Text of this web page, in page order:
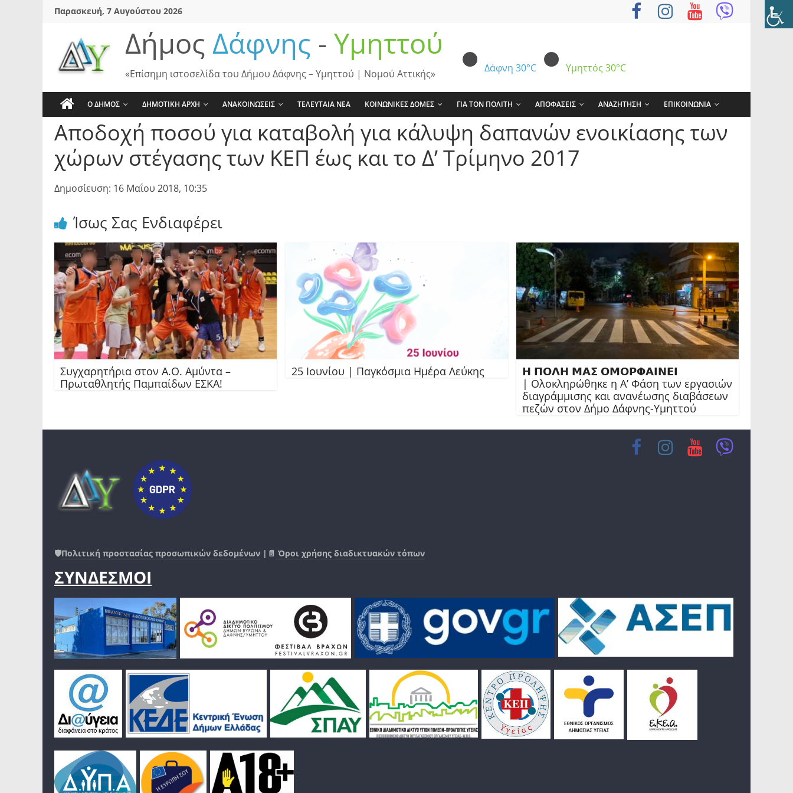
SkipΠαρασκευή, 7 Αυγούστου 2026
Δήμος Δάφνης - Υμηττού
Δάφνη 30°C Υμηττός 30°C
«Επίσημη ιστοσελίδα του Δήμου Δάφνης – Υμηττού | Νομού Αττικής»
Ο ΔΗΜΟΣ ΔΗΜΟΤΙΚΗ ΑΡΧΗ ΑΝΑΚΟΙΝΩΣΕΙΣ ΤΕΛΕΥΤΑΙΑ ΝΕΑ ΚΟΙΝΩΝΙΚΕΣ ΔΟΜΕΣ ΓΙΑ ΤΟΝ ΠΟΛΙΤΗ ΑΠΟΦΑΣΕΙΣ ΑΝΑΖΗΤΗΣΗ ΕΠΙΚΟΙΝΩΝΙΑ
Αποδοχή ποσού για καταβολή για κάλυψη δαπανών ενοικίασης των
χώρων στέγασης των ΚΕΠ έως και το Δ’ Τρίμηνο 2017
Δημοσίευση: 16 Μαΐου 2018, 10:35
Ίσως Σας Ενδιαφέρει
Συγχαρητήρια στον Α.Ο. Αμύντα –
Πρωταθλητής Παμπαίδων ΕΣΚΑ!
25 Ιουνίου | Παγκόσμια Ημέρα Λεύκης
𝝜 𝝥𝝤𝝠𝝜 𝝡𝝖𝝨 𝝤𝝡𝝤𝝦𝝫𝝖𝝞𝝢𝝚𝝞
| Ολοκληρώθηκε η Α’ Φάση των εργασιών
διαγράμμισης και ανανέωσης διαβάσεων
πεζών στον Δήμο Δάφνης-Υμηττού
🛡️Πολιτική προστασίας προσωπικών δεδομένων |📄 Όροι χρήσης διαδικτυακών τόπων
ΣΥΝΔΕΣΜΟΙ